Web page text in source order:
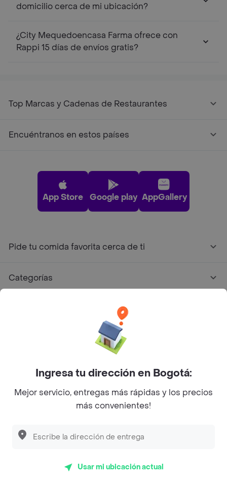
Descubre las PROMOCIONES que tenemos
domicilio cerca de mi ubicación?
¿City Mequedoencasa Farma ofrece con
Rappi 15 días de envíos gratis?
Top Marcas y Cadenas de Restaurantes
Encuéntranos en estos países
App Store Google play AppGallery
Pide tu comida favorita cerca de ti
Categorías
Facebook
Twitter
Instagram
©2026Rappi Inc. All rights reserved.
Ingresa tu dirección en Bogotá:
Mejor servicio, entregas más rápidas y los precios
más convenientes!
Usar mi ubicación actual